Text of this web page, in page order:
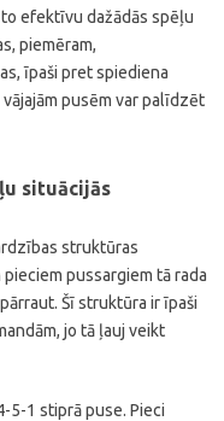
efektīvu dažādās spēļu
piemēram,
īpaši pret spiediena
pusēm var palīdzēt
situācijās
struktūras
pussargiem tā rada
Šī struktūra ir īpaši
jo tā ļauj veikt
5-1 stiprā puse. Pieci